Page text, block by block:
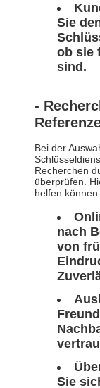
Sie
ob sie
sind.
-
Bei der
Recherchen
überprüfen.
helfen können:
nach
von
Sie